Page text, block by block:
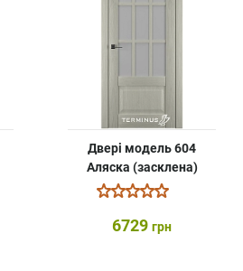
Двері модель 604
Аляска (засклена)
6729 грн